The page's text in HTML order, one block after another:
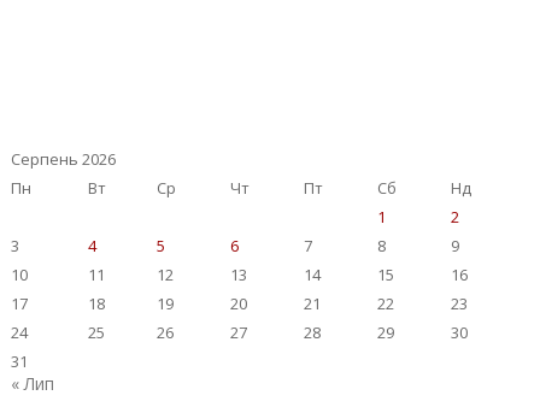
Серпень 2026
Пн
Вт Ср Чт Пт Сб
Нд
1
2
3
4 5 6 7 8
9
10
11 12 13 14 15
16
17
18 19 20 21 22
23
24
25 26 27 28 29
30
31
« Лип